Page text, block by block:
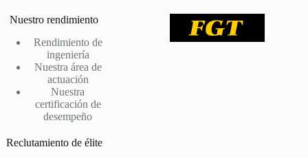
Nuestro rendimiento
Rendimiento de
ingeniería
Nuestra área de
actuación
Nuestra
certificación de
desempeño
Reclutamiento de élite